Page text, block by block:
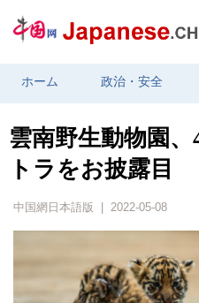
ホーム 政治・安全
雲南野生動物園
トラをお披露目
中国網日本語版 | 2022-05-08